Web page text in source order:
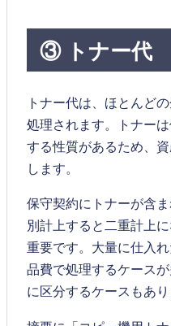
③ トナー代
トナー代は、ほとんど
処理されます。トナー
する性質があるため、
します。
保守契約にトナーが含
別計上すると二重計上
重要です。大量に仕入
品費で処理するケース
に区分するケースもあり